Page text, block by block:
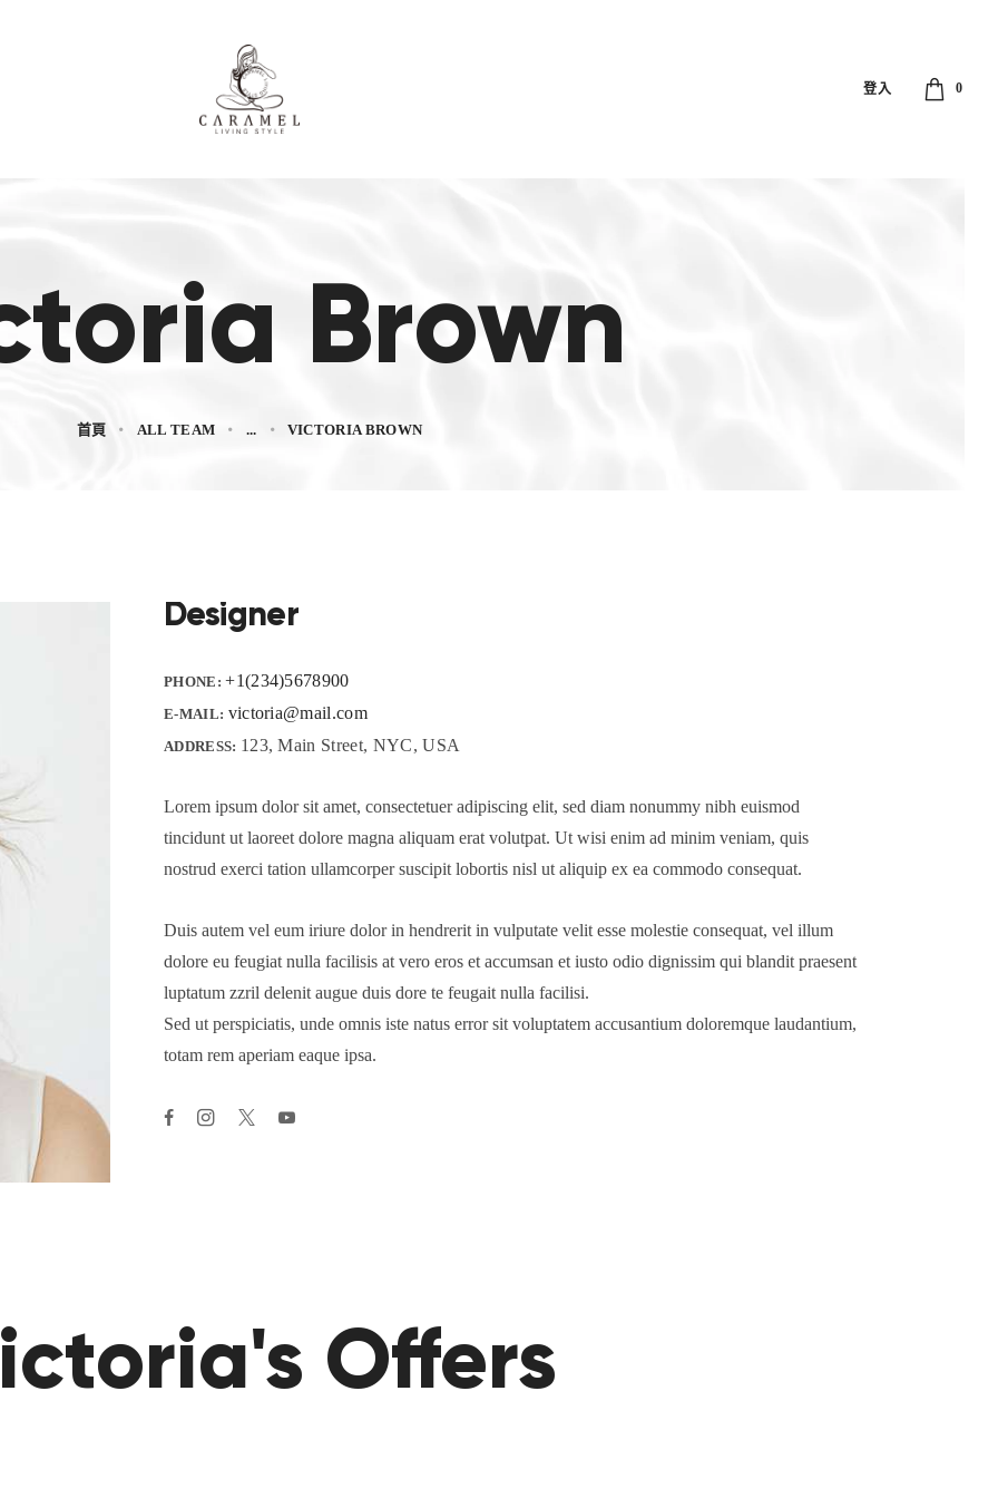
登入 0
Brown
首頁 ALL TEAM ... VICTORIA BROWN
Designer
E-MAIL: victoria@mail.com
PHONE:+1(234)5678900
ADDRESS: 123, Main Street, NYC, USA
Lorem ipsum dolor sit amet, consectetuer adipiscing elit, sed diam nonummy nibh euismod
tincidunt ut laoreet dolore magna aliquam erat volutpat. Ut wisi enim ad minim veniam, quis
nostrud exerci tation ullamcorper suscipit lobortis nisl ut aliquip ex ea commodo consequat.
Duis autem vel eum iriure dolor in hendrerit in vulputate velit esse molestie consequat, vel illum
dolore eu feugiat nulla facilisis at vero eros et accumsan et iusto odio dignissim qui blandit praesent
luptatum zzril delenit augue duis dore te feugait nulla facilisi.
Sed ut perspiciatis, unde omnis iste natus error sit voluptatem accusantium doloremque laudantium,
totam rem aperiam eaque ipsa.
Offers